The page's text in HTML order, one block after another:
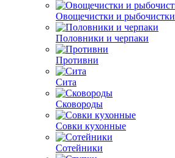
Овощечистки и рыбочистки
Половники и черпаки
Противни
Сита
Сковороды
Совки кухонные
Сотейники